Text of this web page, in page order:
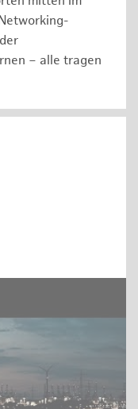
– alle tragen